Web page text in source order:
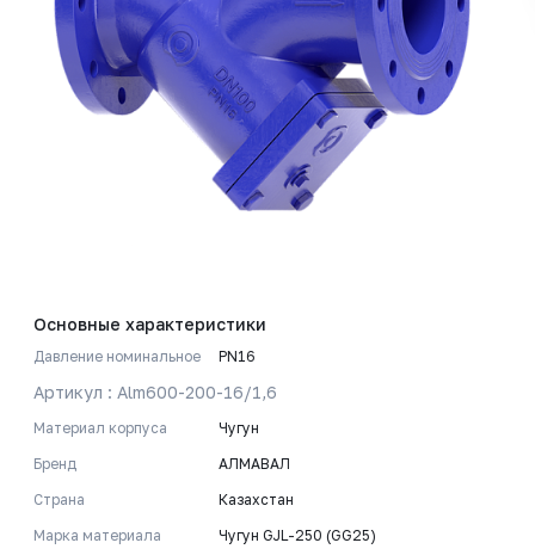
Основные характеристики
Давление номинальное PN16
Артикул : Alm600-200-16/1,6
Материал корпуса
Чугун
Бренд
АЛМАВАЛ
Страна
Казахстан
Марка материала
Чугун GJL-250 (GG25)